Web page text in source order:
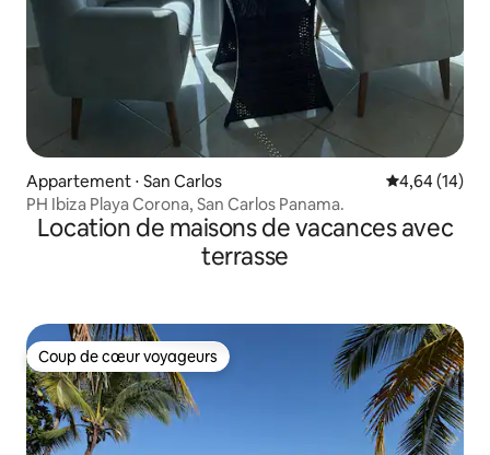
Appartement ⋅ San Carlos Évaluation
4,64 (14)
PH Ibiza Playa Corona, San Carlos Panama.
Location de maisons de vacances avec
terrasse
Coup de cœur voyageurs
Coup de cœur voyageurs